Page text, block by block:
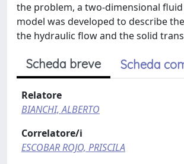
the problem, a two-dimensional
model was developed to describe
the hydraulic flow and the solid
Scheda breve Scheda
Relatore
BIANCHI, ALBERTO
Correlatore/i
ESCOBAR ROJO, PRISCILA